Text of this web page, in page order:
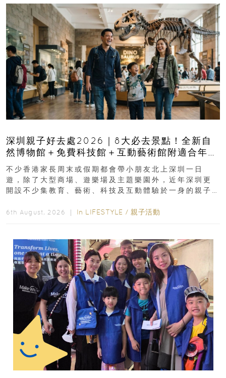
深圳親子好去處2026｜8大必去景點！全新自
然博物館＋免費科技館＋互動藝術館附適合年
齡、交通、門票、開放時間
不少香港家長周末或假期都會帶小朋友北上深圳一日
遊，除了大型商場、遊樂場及主題樂園外，近年深圳更
開設不少集教育、藝術、科技及互動體驗於一身的親子
6th August, 2026 ｜ In LIFESTYLE / 親子活動